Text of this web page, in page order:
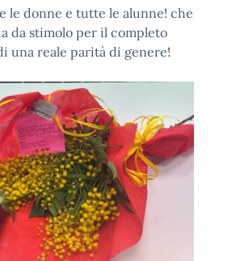
le donne e tutte le alunne! che
da stimolo per il completo
una reale parità di genere!